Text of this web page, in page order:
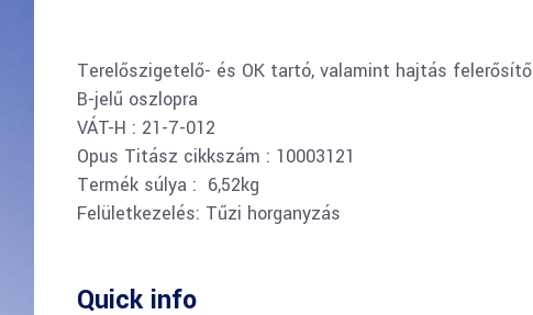
Terelőszigetelő- és OK tartó, valamint hajtás felerősítő
B-jelű oszlopra
VÁT-H : 21-7-012
Opus Titász cikkszám : 10003121
Termék súlya : 6,52kg
Felületkezelés: Tűzi horganyzás
Quick info